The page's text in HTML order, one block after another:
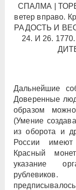
СПАЛМА |
ветер вправо.
РАДОСТЬ И
24. И 26.
Дальнейшие
Доверенные
образом
(Умение
из оборота и
России
Красный
указание